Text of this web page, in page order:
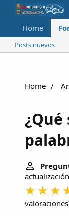
Home
Posts nuevos
Home
valoraciones